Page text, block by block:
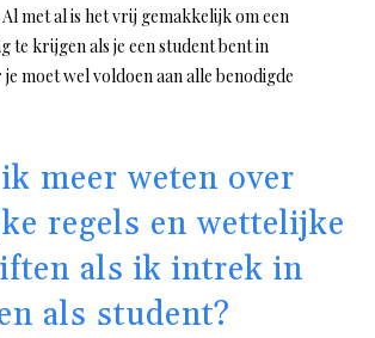
met al is het vrij gemakkelijk om een
te krijgen als je een student bent in
moet wel voldoen aan alle benodigde
meer weten over
regels en wettelijke
als ik intrek in
als student?